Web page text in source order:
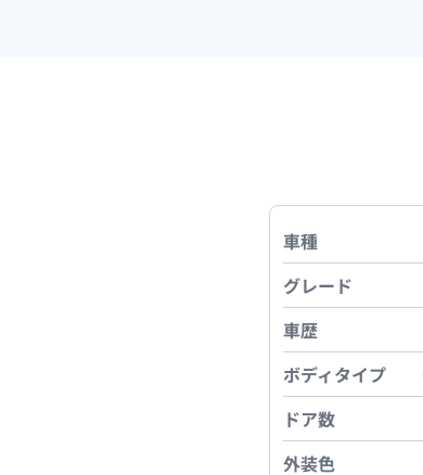
車種
グレード
車歴
ボディタイプ
ドア数
外装色